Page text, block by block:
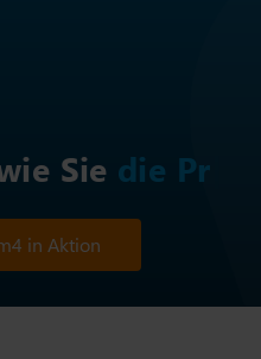
wie Sied
in Aktion